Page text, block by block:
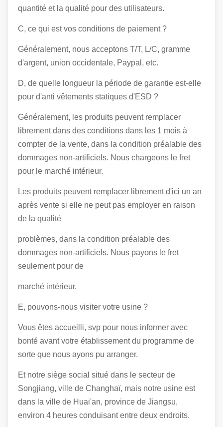
quantité et la qualité pour des utilisateurs.
C, ce qui est vos conditions de paiement ?
Généralement, nous acceptons T/T, L/C, gramme
d'argent, union occidentale, Paypal, etc.
D, de quelle longueur la période de garantie est-elle
pour d'anti vêtements statiques d'ESD ?
Généralement, les produits peuvent remplacer
librement dans des conditions dans les 1 mois à
compter de la vente, dans la condition préalable des
dommages non-artificiels. Nous chargeons le fret
pour le marché intérieur.
Les produits peuvent remplacer librement d'ici un an
après vente si elle ne peut pas employer en raison
de la qualité
problèmes, dans la condition préalable des
dommages non-artificiels. Nous payons le fret
seulement pour de
marché intérieur.
E, pouvons-nous visiter votre usine ?
Vous êtes accueilli, svp pour nous informer avec
bonté avant votre établissement du programme de
sorte que nous ayons pu arranger.
Et notre siège social situé dans le secteur de
Songjiang, ville de Changhaï, mais notre usine est
dans la ville de Huai'an, province de Jiangsu,
environ 4 heures conduisant entre deux endroits.